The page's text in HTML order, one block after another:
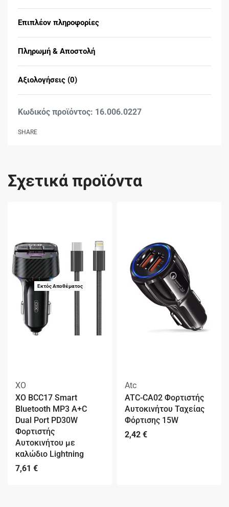
Επιπλέον πληροφορίες
Πληρωμή & Αποστολή
Αξιολογήσεις (0)
16.006.0227
SHARE
Σχετικά προϊόντα
Εκτός Αποθέματος
XO
XO BCC17 Smart
Bluetooth MP3 A+C
Dual Port PD30W
Φορτιστής
Αυτοκινήτου με
καλώδιο Lightning
7,61 €
Atc
ATC-CA02 Φορτιστής
Αυτοκινήτου Ταχείας
Φόρτισης 15W
2,42 €